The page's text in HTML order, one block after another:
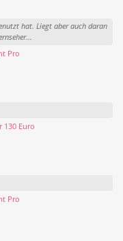
hat. Liegt aber auch daran
Pro
Euro
Pro